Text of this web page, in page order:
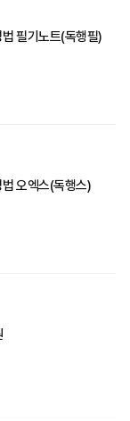
필기노트(독행필)
오엑스(독행스)